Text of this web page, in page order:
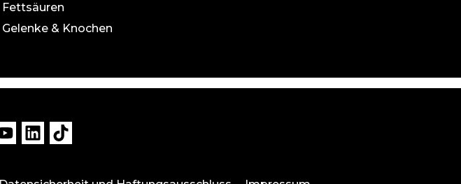
Fettsäuren
Gelenke & Knochen